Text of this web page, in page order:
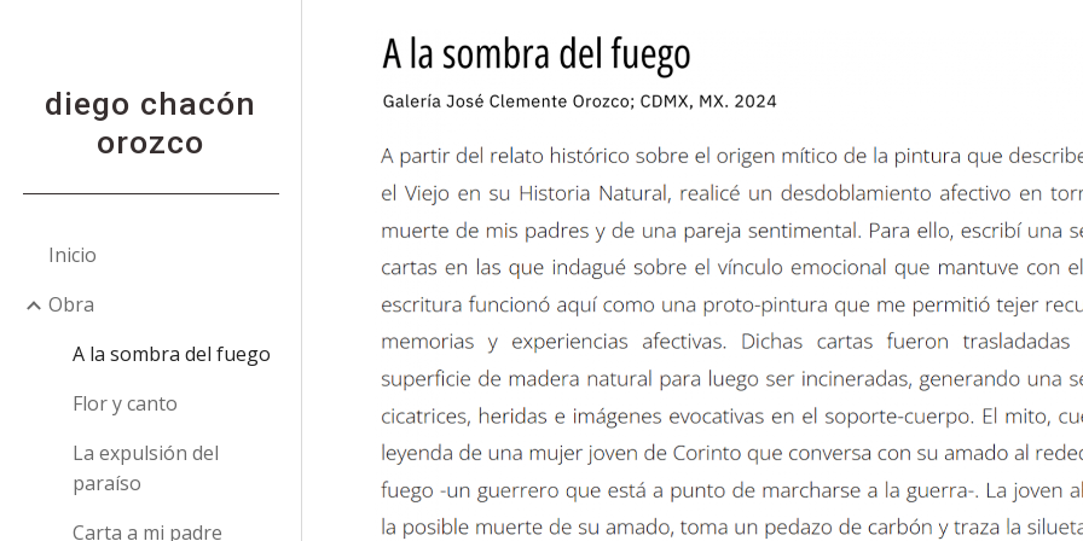
Skip to main content
diego chacón
orozco
Inicio
Obra
A la sombra del fuego
Flor y canto
La expulsión del
paraíso
Carta a mi padre